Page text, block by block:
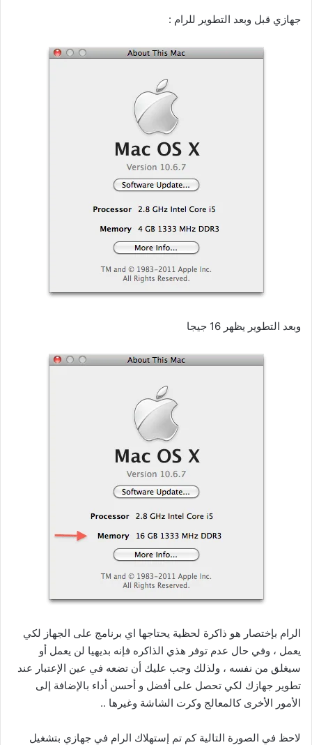
جهازي قبل وبعد التطوير للرام :
وبعد التطوير يظهر 16 جيجا
الرام بإختصار هو ذاكرة لحظية يحتاجها اي برنامج على الجهاز لكي
يعمل ، وفي حال عدم توفر هذي الذاكره فإنه بديهيا لن يعمل أو
سيغلق من نفسه ، ولذلك وجب عليك أن تضعه في عين الإعتبار عند
تطوير جهازك لكي تحصل على أفضل و أحسن أداء بالإضافة إلى
الأمور الأخرى كالمعالج وكرت الشاشة وغيرها ..
لاحظ في الصورة التالية كم تم إستهلاك الرام في جهازي بتشغيل